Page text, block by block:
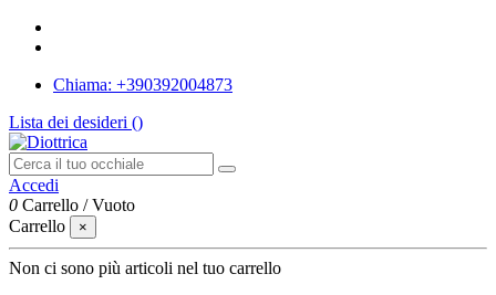
Chiama: +390392004873
Lista dei desideri ()
Accedi
0 Carrello /Vuoto
Carrello
×
Non ci sono più articoli nel tuo carrello